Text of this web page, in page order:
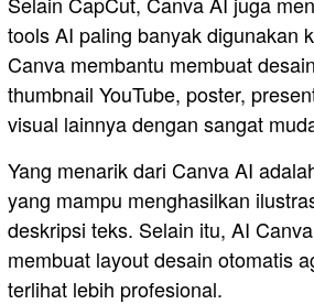
tools AI paling banyak digunakan
Canva membantu membuat
thumbnail YouTube, poster,
visual lainnya dengan sangat
Yang menarik dari Canva AI
yang mampu menghasilkan
deskripsi teks. Selain itu, AI
membuat layout desain otomatis
terlihat lebih profesional.